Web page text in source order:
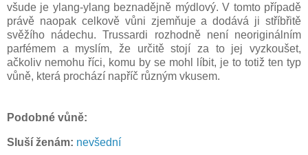
všude je ylang-ylang beznadějně mýdlový. V tomto případě
právě naopak celkově vůni zjemňuje a dodává ji stříbřitě
svěžího nádechu. Trussardi rozhodně není neoriginálním
parfémem a myslím, že určitě stojí za to jej vyzkoušet,
ačkoliv nemohu říci, komu by se mohl líbit, je to totiž ten typ
vůně, která prochází napříč různým vkusem.
Podobné vůně:
Sluší ženám: nevšední